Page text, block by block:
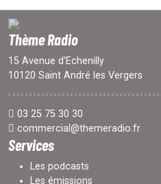
Thème Radio
15 Avenue d'Echenilly
10120 Saint André les Vergers
03 25 75 30 30
commercial@themeradio.fr
Services
Les podcasts
Les émissions